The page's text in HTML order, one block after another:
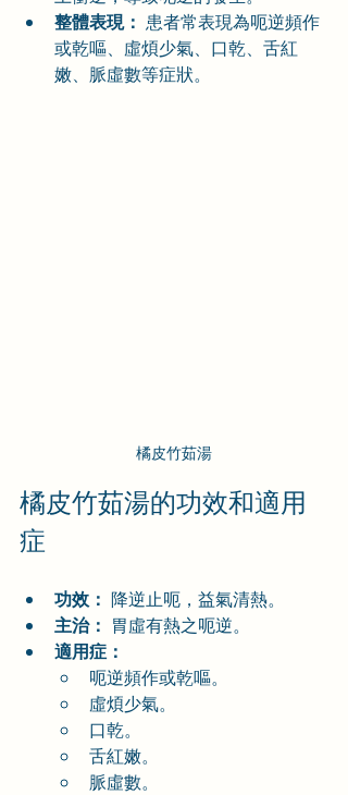
整體表現： 患者常表現為呃逆頻作
或乾嘔、虛煩少氣、口乾、舌紅
嫩、脈虛數等症狀。
橘皮竹茹湯
橘皮竹茹湯的功效和適用
症
功效： 降逆止呃，益氣清熱。
主治： 胃虛有熱之呃逆。
適用症：
呃逆頻作或乾嘔。
虛煩少氣。
口乾。
舌紅嫩。
脈虛數。